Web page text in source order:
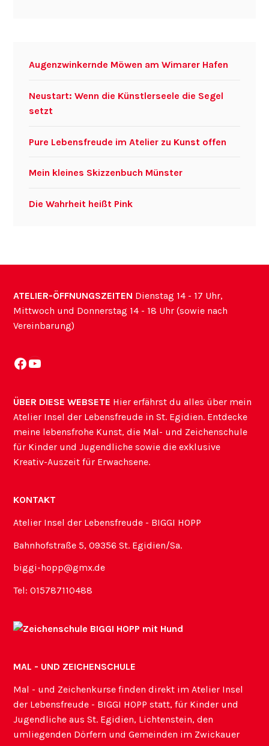
Augenzwinkernde Möwen am Wimarer Hafen
Neustart: Wenn die Künstlerseele die Segel
setzt
Pure Lebensfreude im Atelier zu Kunst offen
Mein kleines Skizzenbuch Münster
Die Wahrheit heißt Pink
ATELIER-ÖFFNUNGSZEITEN Dienstag 14 - 17 Uhr,
Mittwoch und Donnerstag 14 - 18 Uhr (sowie nach
Vereinbarung)
Facebook
YouTube
ÜBER DIESE WEBSETE Hier erfährst du alles über mein
Atelier Insel der Lebensfreude in St. Egidien. Entdecke
meine lebensfrohe Kunst, die Mal- und Zeichenschule
für Kinder und Jugendliche sowie die exklusive
Kreativ-Auszeit für Erwachsene.
KONTAKT
Atelier Insel der Lebensfreude - BIGGI HOPP
Bahnhofstraße 5, 09356 St. Egidien/Sa.
biggi-hopp@gmx.de
Tel: 015787110488
MAL - UND ZEICHENSCHULE
Mal - und Zeichenkurse finden direkt im Atelier Insel
der Lebensfreude - BIGGI HOPP statt, für Kinder und
Jugendliche aus St. Egidien, Lichtenstein, den
umliegenden Dörfern und Gemeinden im Zwickauer